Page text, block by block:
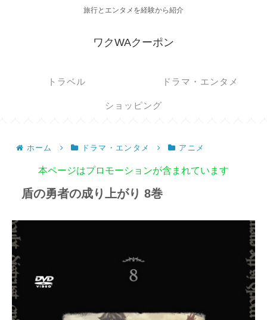
旅行とエンタメを経験から紹介
ワクWAクーポン
トラベル ドラマ・エンタメ
ショッピング
ホーム ドラマ・エンタメ アニメ
本ページはプロモーションが含まれています
盾の勇者の成り上がり 8巻